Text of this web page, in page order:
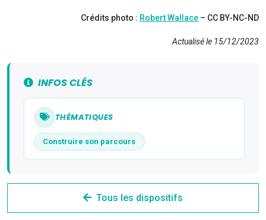
Crédits photo : Robert Wallace – CC BY-NC-ND
Actualisé le 15/12/2023
INFOS CLÉS
THÉMATIQUES
Construire son parcours
Tous les dispositifs